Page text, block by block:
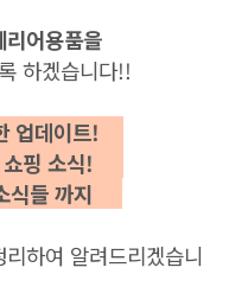
어용품을
하겠습니다!!
업데이트!
쇼핑 소식!
식들 까지
하여 알려드리겠습니